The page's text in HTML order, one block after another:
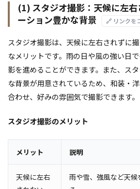
(1) スタジオ撮影：天候に左
ーション豊かな背景
🔗 リンクを
スタジオ撮影は、天候に左右されずに
なメリットです。雨の日や風の強い日
影を進めることができます。また、ス
な背景が用意されているため、和装・
合わせ、好みの雰囲気で撮影できます。
スタジオ撮影のメリット
メリット 説明
天候に左右
雨や雪、強風など天